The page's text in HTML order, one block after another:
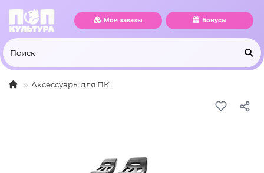
Мои заказы Бонусы
Аксессуары для ПК